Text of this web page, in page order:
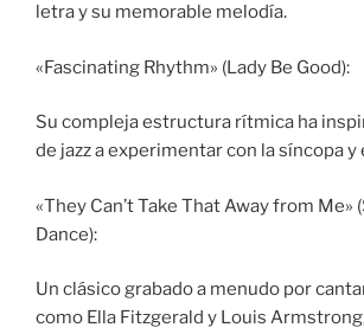
letra y su memorable melodía.
«Fascinating Rhythm» (Lady Be Good):
Su compleja estructura rítmica ha
de jazz a experimentar con la síncopa y
«They Can’t Take That Away from Me»
Dance):
Un clásico grabado a menudo por
como Ella Fitzgerald y Louis